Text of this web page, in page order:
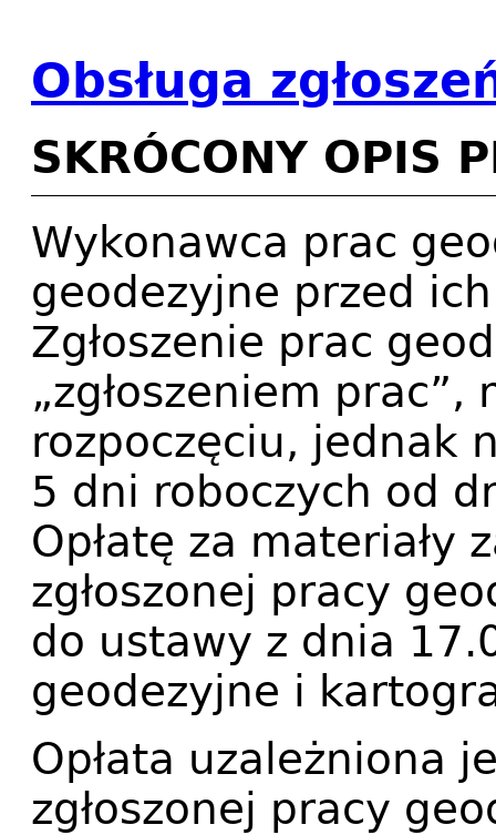
Obsługa
SKRÓCONY OPIS
Wykonawca prac
geodezyjne przed
Zgłoszenie prac
„zgłoszeniem
rozpoczęciu, jednak
5 dni roboczych od
Opłatę za materiały
zgłoszonej pracy
do ustawy z dnia
geodezyjne i
Opłata uzależniona
zgłoszonej pracy